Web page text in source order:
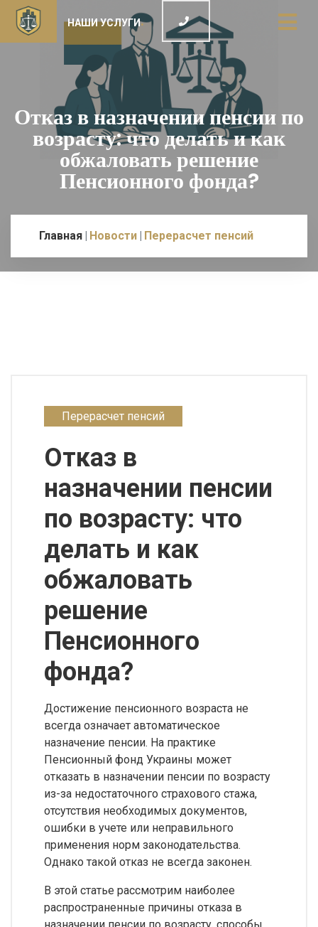
НАШИ УСЛУГИ
Отказ в назначении пенсии по
возрасту: что делать и как
обжаловать решение
Пенсионного фонда?
Главная Новости Перерасчет пенсий
Перерасчет пенсий
Отказ в
назначении пенсии
по возрасту: что
делать и как
обжаловать
решение
Пенсионного
фонда?
Достижение пенсионного возраста не
всегда означает автоматическое
назначение пенсии. На практике
Пенсионный фонд Украины может
отказать в назначении пенсии по возрасту
из-за недостаточного страхового стажа,
отсутствия необходимых документов,
ошибки в учете или неправильного
применения норм законодательства.
Однако такой отказ не всегда законен.
В этой статье рассмотрим наиболее
распространенные причины отказа в